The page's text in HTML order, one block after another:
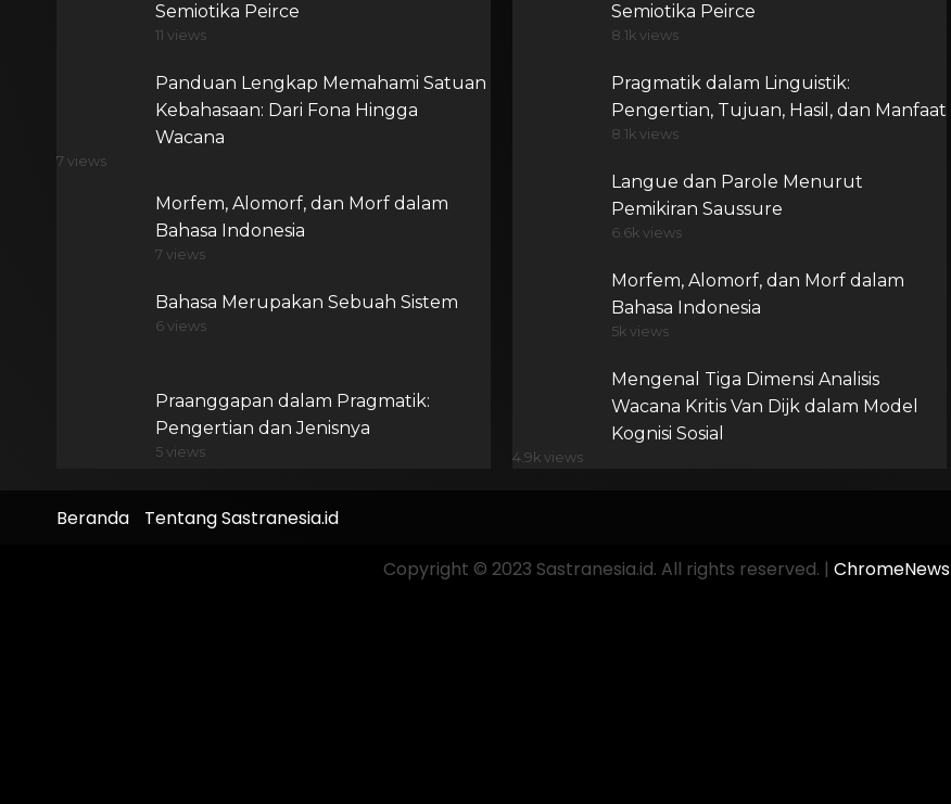
Semiotika Peirce
11 views
Panduan Lengkap Memahami Satuan
Kebahasaan: Dari Fona Hingga
Wacana
7 views
Morfem, Alomorf, dan Morf dalam
Bahasa Indonesia
7 views
Bahasa Merupakan Sebuah Sistem
6 views
Praanggapan dalam Pragmatik:
Pengertian dan Jenisnya
5 views
Semiotika Peirce
8.1k views
Pragmatik dalam Linguistik:
Pengertian, Tujuan, Hasil, dan Manfaat
8.1k views
Langue dan Parole Menurut
Pemikiran Saussure
6.6k views
Morfem, Alomorf, dan Morf dalam
Bahasa Indonesia
5k views
Mengenal Tiga Dimensi Analisis
Wacana Kritis Van Dijk dalam Model
Kognisi Sosial
4.9k views
Beranda Tentang Sastranesia.id
Copyright © 2023 Sastranesia.id. All rights reserved. | ChromeNews